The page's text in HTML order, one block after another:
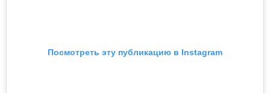
Посмотреть эту публикацию в Instagram